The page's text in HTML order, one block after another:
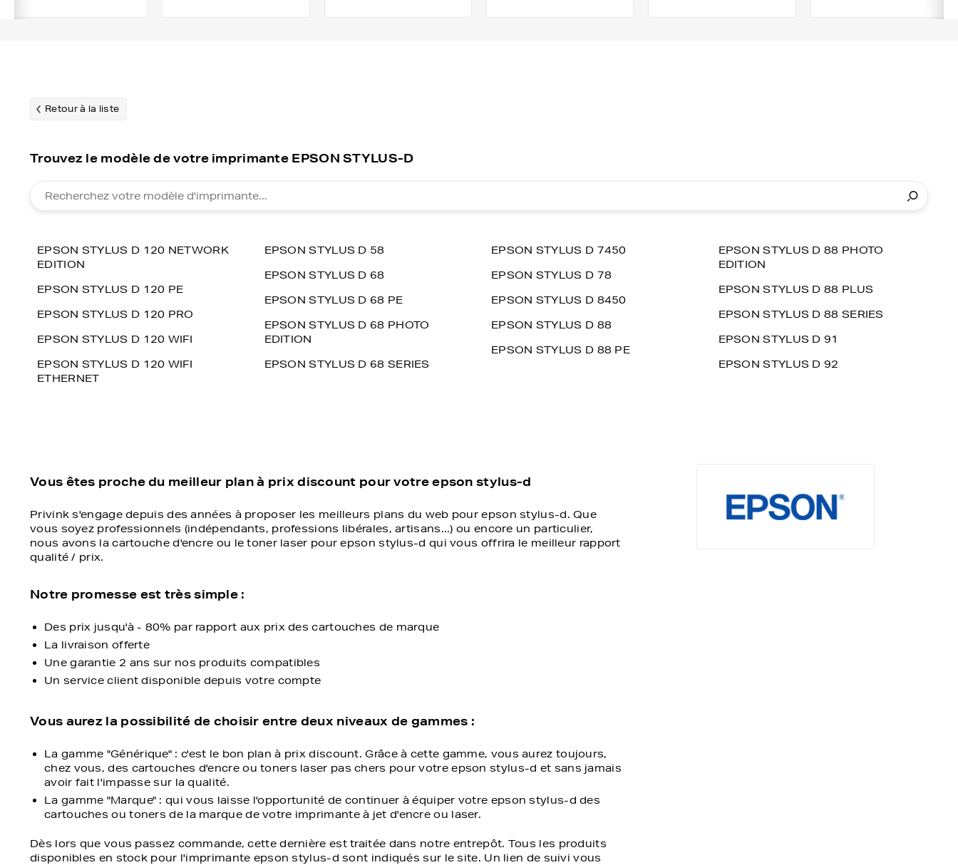
Retour à la liste
Trouvez le modèle de votre imprimante EPSON STYLUS-D
EPSON STYLUS D 120 NETWORK
EDITION
EPSON STYLUS D 120 PE
EPSON STYLUS D 120 PRO
EPSON STYLUS D 120 WIFI
EPSON STYLUS D 120 WIFI
ETHERNET
EPSON STYLUS D 58
EPSON STYLUS D 68
EPSON STYLUS D 68 PE
EPSON STYLUS D 68 PHOTO
EDITION
EPSON STYLUS D 68 SERIES
EPSON STYLUS D 7450
EPSON STYLUS D 78
EPSON STYLUS D 8450
EPSON STYLUS D 88
EPSON STYLUS D 88 PE
EPSON STYLUS D 88 PHOTO
EDITION
EPSON STYLUS D 88 PLUS
EPSON STYLUS D 88 SERIES
EPSON STYLUS D 91
EPSON STYLUS D 92
Vous êtes proche du meilleur plan à prix discount pour votre epson stylus-d
Privink s'engage depuis des années à proposer les meilleurs plans du web pour epson stylus-d. Que
vous soyez professionnels (indépendants, professions libérales, artisans...) ou encore un particulier,
nous avons la cartouche d'encre ou le toner laser pour epson stylus-d qui vous offrira le meilleur rapport
qualité / prix.
Notre promesse est très simple :
Des prix jusqu'à - 80% par rapport aux prix des cartouches de marque
La livraison offerte
Une garantie 2 ans sur nos produits compatibles
Un service client disponible depuis votre compte
Vous aurez la possibilité de choisir entre deux niveaux de gammes :
La gamme "Générique" : c'est le bon plan à prix discount. Grâce à cette gamme, vous aurez toujours,
chez vous, des cartouches d'encre ou toners laser pas chers pour votre epson stylus-d et sans jamais
avoir fait l'impasse sur la qualité.
La gamme "Marque" : qui vous laisse l'opportunité de continuer à équiper votre epson stylus-d des
cartouches ou toners de la marque de votre imprimante à jet d'encre ou laser.
Dès lors que vous passez commande, cette dernière est traitée dans notre entrepôt. Tous les produits
disponibles en stock pour l'imprimante epson stylus-d sont indiqués sur le site. Un lien de suivi vous